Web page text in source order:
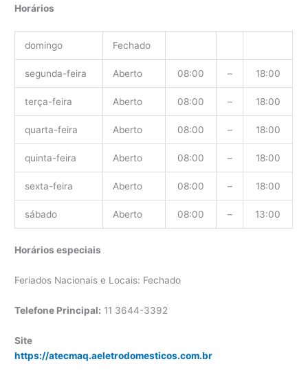
Horários
domingo Fechado
segunda-feira Aberto 08:00 – 18:00
terça-feira Aberto 08:00 – 18:00
quarta-feira Aberto 08:00 – 18:00
quinta-feira Aberto 08:00 – 18:00
sexta-feira Aberto 08:00 – 18:00
sábado Aberto 08:00 – 13:00
Horários especiais
Feriados Nacionais e Locais: Fechado
Telefone Principal: 11 3644-3392
Site
https://atecmaq.aeletrodomesticos.com.br